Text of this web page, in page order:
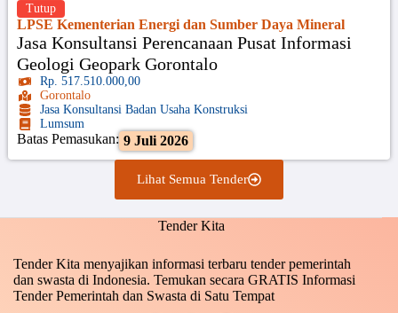
LPSE Kementerian Energi dan Sumber Daya Mineral
Jasa Konsultansi Perencanaan Pusat Informasi
Geologi Geopark Gorontalo
Rp. 517.510.000,00
Gorontalo
Jasa Konsultansi Badan Usaha Konstruksi
Lumsum
Batas Pemasukan: 9 Juli 2026
Tutup
Lihat Semua Tender
Tender Kita
Tender Kita menyajikan informasi terbaru tender pemerintah
dan swasta di Indonesia. Temukan secara GRATIS Informasi
Tender Pemerintah dan Swasta di Satu Tempat